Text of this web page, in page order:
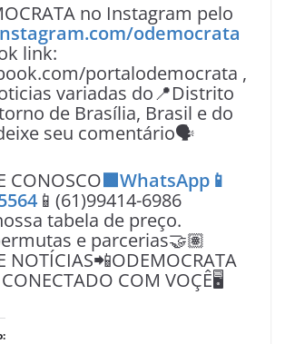
no Instagram pelo
odemocrata
link:
portalodemocrata ,
variadas do📍Distrito
de Brasília, Brasil e do
seu comentário🗣
CONOSCO🟩WhatsApp📱
📱(61)99414-6986
tabela de preço.
e parcerias🤝🏽
NOTÍCIAS📲ODEMOCRATA
COM VOÇÊ🖥️